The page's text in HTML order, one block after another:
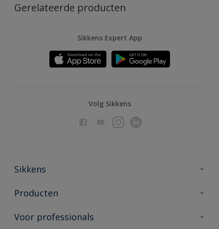
Gerelateerde producten
Sikkens Expert App
Volg Sikkens
Sikkens
Over Sikkens
Duurzaamheid
Producten
Producten voor binnen
Voor professionals